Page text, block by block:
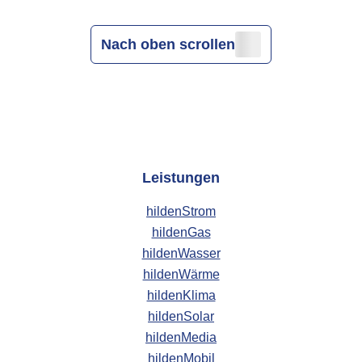
Nach oben scrollen
Leistungen
hildenStrom
hildenGas
hildenWasser
hildenWärme
hildenKlima
hildenSolar
hildenMedia
hildenMobil